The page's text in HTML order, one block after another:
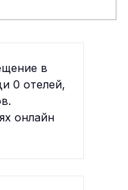
в
0 отелей,
онлайн